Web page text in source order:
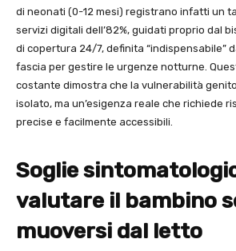
di neonati (0-12 mesi) registrano infatti un
servizi digitali dell’82%, guidati proprio dal
di copertura 24/7, definita “indispensabile”
fascia per gestire le urgenze notturne.
costante dimostra che la vulnerabilità
isolato, ma un’esigenza reale che richiede
precise e facilmente accessibili.
Soglie
valutare il bambino
muoversi dal letto